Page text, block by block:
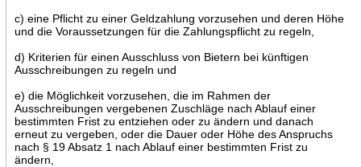
c) eine Pflicht zu einer Geldzahlung vorzusehen und deren Höhe
und die Voraussetzungen für die Zahlungspflicht zu regeln,
d) Kriterien für einen Ausschluss von Bietern bei künftigen
Ausschreibungen zu regeln und
e) die Möglichkeit vorzusehen, die im Rahmen der
Ausschreibungen vergebenen Zuschläge nach Ablauf einer
bestimmten Frist zu entziehen oder zu ändern und danach
erneut zu vergeben, oder die Dauer oder Höhe des Anspruchs
nach § 19 Absatz 1 nach Ablauf einer bestimmten Frist zu
ändern,